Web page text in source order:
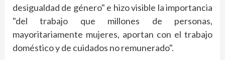
desigualdad de género" e hizo visible la importancia
"del trabajo que millones de personas,
mayoritariamente mujeres, aportan con el trabajo
doméstico y de cuidados no remunerado".